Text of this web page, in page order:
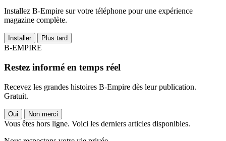
Installez B-Empire sur votre téléphone pour une expérience
magazine complète.
Installer Plus tard
B-EMPIRE
Restez informé en temps réel
Recevez les grandes histoires B-Empire dès leur publication.
Gratuit.
Oui Non merci
Vous êtes hors ligne. Voici les derniers articles disponibles.